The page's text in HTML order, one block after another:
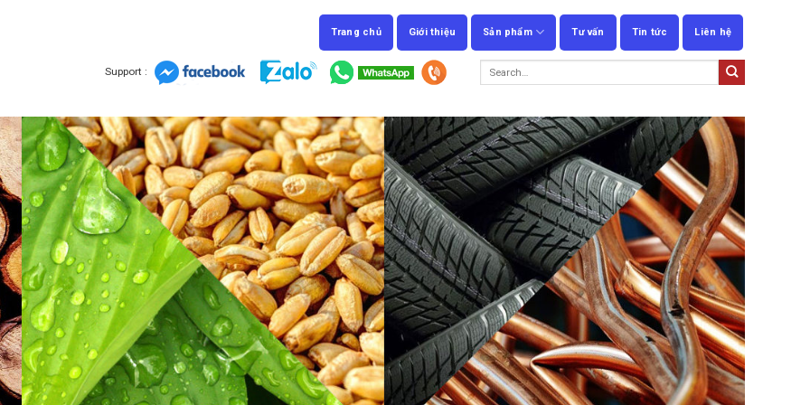
Trang chủ Giới thiệu Sản phẩm Tư vấn Tin tức Liên hệ
Support :
Search